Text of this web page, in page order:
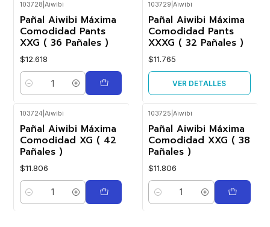
103728 Aiwibi
Pañal Aiwibi Máxima
Comodidad Pants
XXG ( 36 Pañales )
$12.618
Cantidad
103729 Aiwibi
Pañal Aiwibi Máxima
Comodidad Pants
XXXG ( 32 Pañales )
$11.765
VER DETALLES
103724 Aiwibi
Pañal Aiwibi Máxima
Comodidad XG ( 42
Pañales )
$11.806
Cantidad
103725 Aiwibi
Pañal Aiwibi Máxima
Comodidad XXG ( 38
Pañales )
$11.806
Cantidad